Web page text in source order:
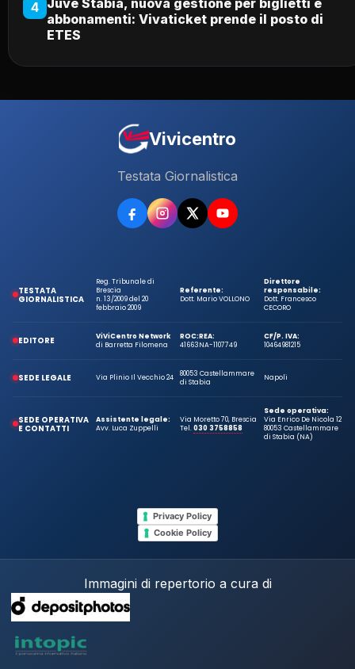
4
abbonamenti: Vivaticket prende il posto di
ETES
Vivicentro
Testata Giornalistica
TESTATA
GIORNALISTICA
Reg. Tribunale di
Brescia
n. 13/2009 del 20
febbraio 2009
Referente:
Dott. Mario VOLLONO
Direttore
responsabile:
Dott. Francesco
CECORO
EDITORE
ViViCentro Network
di Barretta Filomena
ROC:
41663
REA:
NA-1107749
CF/P. IVA:
10464981215
SEDE LEGALE Via Plinio Il Vecchio 24
80053 Castellammare
di Stabia
Napoli
SEDE OPERATIVA
E CONTATTI
Assistente legale:
Avv. Luca Zuppelli
Via Moretto 70, Brescia
Tel.030 3758858
Sede operativa:
Via Enrico De Nicola 12
80053 Castellammare
di Stabia (NA)
Privacy Policy
Cookie Policy
Immagini di repertorio a cura di